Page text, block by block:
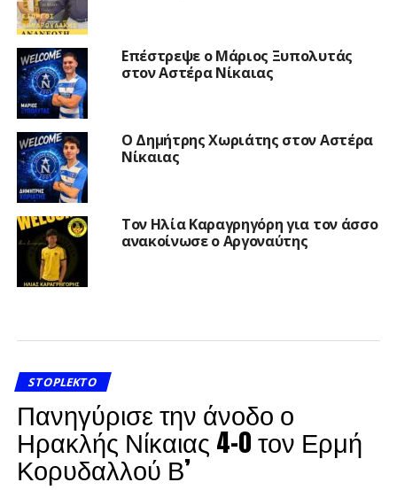
Επέστρεψε ο Μάριος Ξυπολυτάς
στον Αστέρα Νίκαιας
Ο Δημήτρης Χωριάτης στον Αστέρα
Νίκαιας
Τον Ηλία Καραγρηγόρη για τον άσσο
ανακοίνωσε ο Αργοναύτης
STOPLEKTO
Πανηγύρισε την άνοδο ο
Ηρακλής Νίκαιας 4-0 τον Ερμή
Κορυδαλλού Β’